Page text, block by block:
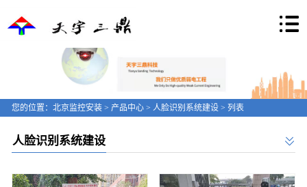
您的位置： 北京监控安装 > 产品中心 > 人脸识别系统建设 > 列表
人脸识别系统建设